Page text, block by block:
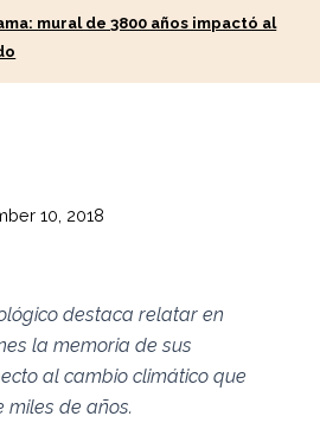
mural de 3800 años impactó al
10, 2018
destaca relatar en
la memoria de sus
al cambio climático que
de años.